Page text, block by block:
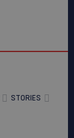
STORIES